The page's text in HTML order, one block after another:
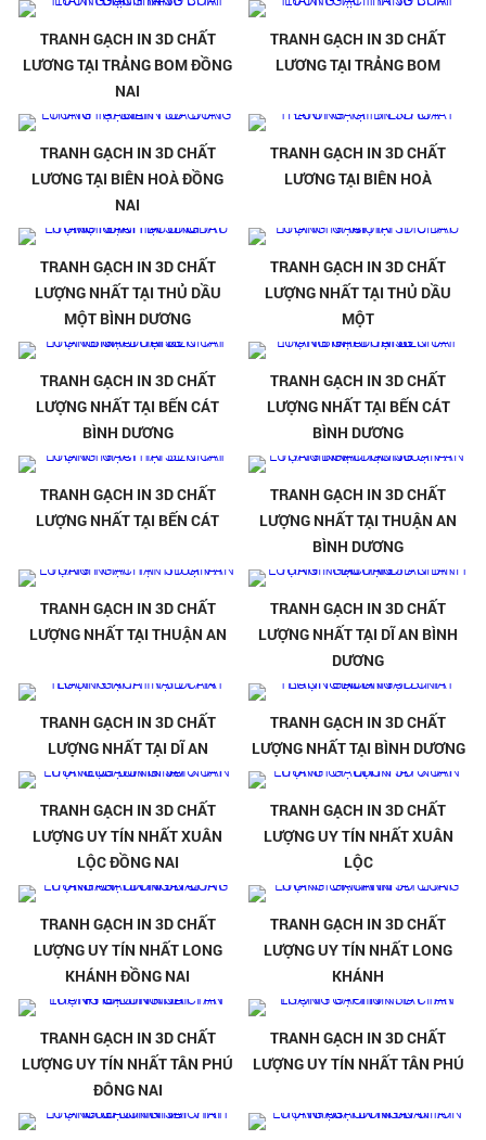
TRANH GẠCH IN 3D CHẤT
LƯƠNG TẠI TRẢNG BOM ĐỒNG
NAI
TRANH GẠCH IN 3D CHẤT
LƯƠNG TẠI TRẢNG BOM
TRANH GẠCH IN 3D CHẤT
LƯƠNG TẠI BIÊN HOÀ ĐỒNG
NAI
TRANH GẠCH IN 3D CHẤT
LƯƠNG TẠI BIÊN HOÀ
TRANH GẠCH IN 3D CHẤT
LƯỢNG NHẤT TẠI THỦ DẦU
MỘT BÌNH DƯƠNG
TRANH GẠCH IN 3D CHẤT
LƯỢNG NHẤT TẠI THỦ DẦU
MỘT
TRANH GẠCH IN 3D CHẤT
LƯỢNG NHẤT TẠI BẾN CÁT
BÌNH DƯƠNG
TRANH GẠCH IN 3D CHẤT
LƯỢNG NHẤT TẠI BẾN CÁT
BÌNH DƯƠNG
TRANH GẠCH IN 3D CHẤT
LƯỢNG NHẤT TẠI BẾN CÁT
TRANH GẠCH IN 3D CHẤT
LƯỢNG NHẤT TẠI THUẬN AN
BÌNH DƯƠNG
TRANH GẠCH IN 3D CHẤT
LƯỢNG NHẤT TẠI THUẬN AN
TRANH GẠCH IN 3D CHẤT
LƯỢNG NHẤT TẠI DĨ AN BÌNH
DƯƠNG
TRANH GẠCH IN 3D CHẤT
LƯỢNG NHẤT TẠI DĨ AN
TRANH GẠCH IN 3D CHẤT
LƯỢNG NHẤT TẠI BÌNH DƯƠNG
TRANH GẠCH IN 3D CHẤT
LƯỢNG UY TÍN NHẤT XUÂN
LỘC ĐỒNG NAI
TRANH GẠCH IN 3D CHẤT
LƯỢNG UY TÍN NHẤT XUÂN
LỘC
TRANH GẠCH IN 3D CHẤT
LƯỢNG UY TÍN NHẤT LONG
KHÁNH ĐỒNG NAI
TRANH GẠCH IN 3D CHẤT
LƯỢNG UY TÍN NHẤT LONG
KHÁNH
TRANH GẠCH IN 3D CHẤT
LƯỢNG UY TÍN NHẤT TÂN PHÚ
ĐÔNG NAI
TRANH GẠCH IN 3D CHẤT
LƯỢNG UY TÍN NHẤT TÂN PHÚ